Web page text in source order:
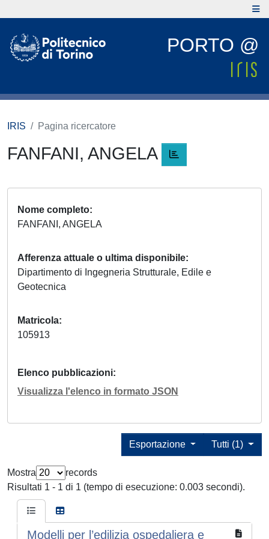
PORTO @
IRIS Pagina ricercatore
FANFANI, ANGELA
Nome completo
FANFANI, ANGELA
Afferenza attuale o ultima disponibile
Dipartimento di Ingegneria Strutturale, Edile e
Geotecnica
Matricola
105913
Elenco pubblicazioni
Visualizza l'elenco in formato JSON
Tutti (1)
Esportazione
Mostra
records
Risultati 1 - 1 di 1 (tempo di esecuzione: 0.003 secondi).
Modelli per l’edilizia ospedaliera e